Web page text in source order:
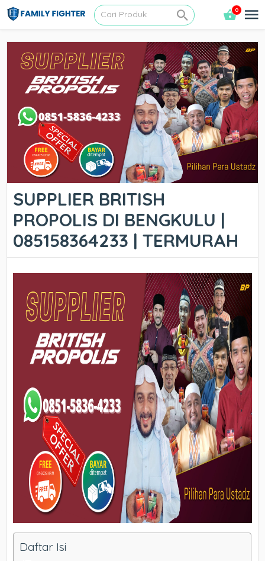
0
SUPPLIER BRITISH
PROPOLIS DI BENGKULU |
085158364233 | TERMURAH
Daftar Isi